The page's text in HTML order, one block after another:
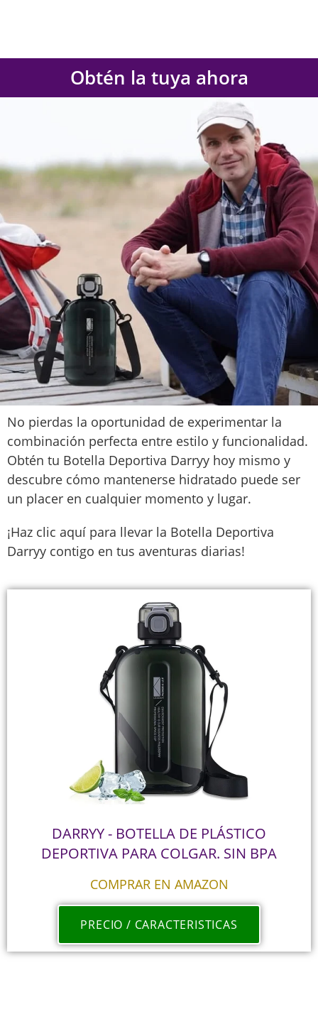
Obtén la tuya ahora
No pierdas la oportunidad de experimentar la
combinación perfecta entre estilo y funcionalidad.
Obtén tu Botella Deportiva Darryy hoy mismo y
descubre cómo mantenerse hidratado puede ser
un placer en cualquier momento y lugar.
¡Haz clic aquí para llevar la Botella Deportiva
Darryy contigo en tus aventuras diarias!
DARRYY - BOTELLA DE PLÁSTICO
DEPORTIVA PARA COLGAR. SIN BPA
COMPRAR EN AMAZON
PRECIO / CARACTERISTICAS